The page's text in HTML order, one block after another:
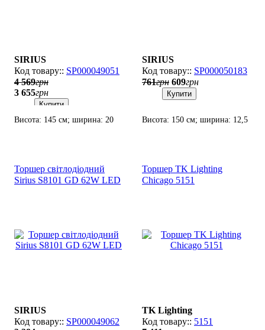
SIRIUS
SP000049051
4 569грн
3 655грн
Купити
Висота: 145 см; ширина: 20
SIRIUS
SP000050183
761грн 609грн
Купити
Висота: 150 см; ширина: 12,5
Торшер світлодіодний
Sirius S8101 GD 62W LED
SIRIUS
SP000049062
Торшер TK Lighting
Chicago 5151
TK Lighting
5151